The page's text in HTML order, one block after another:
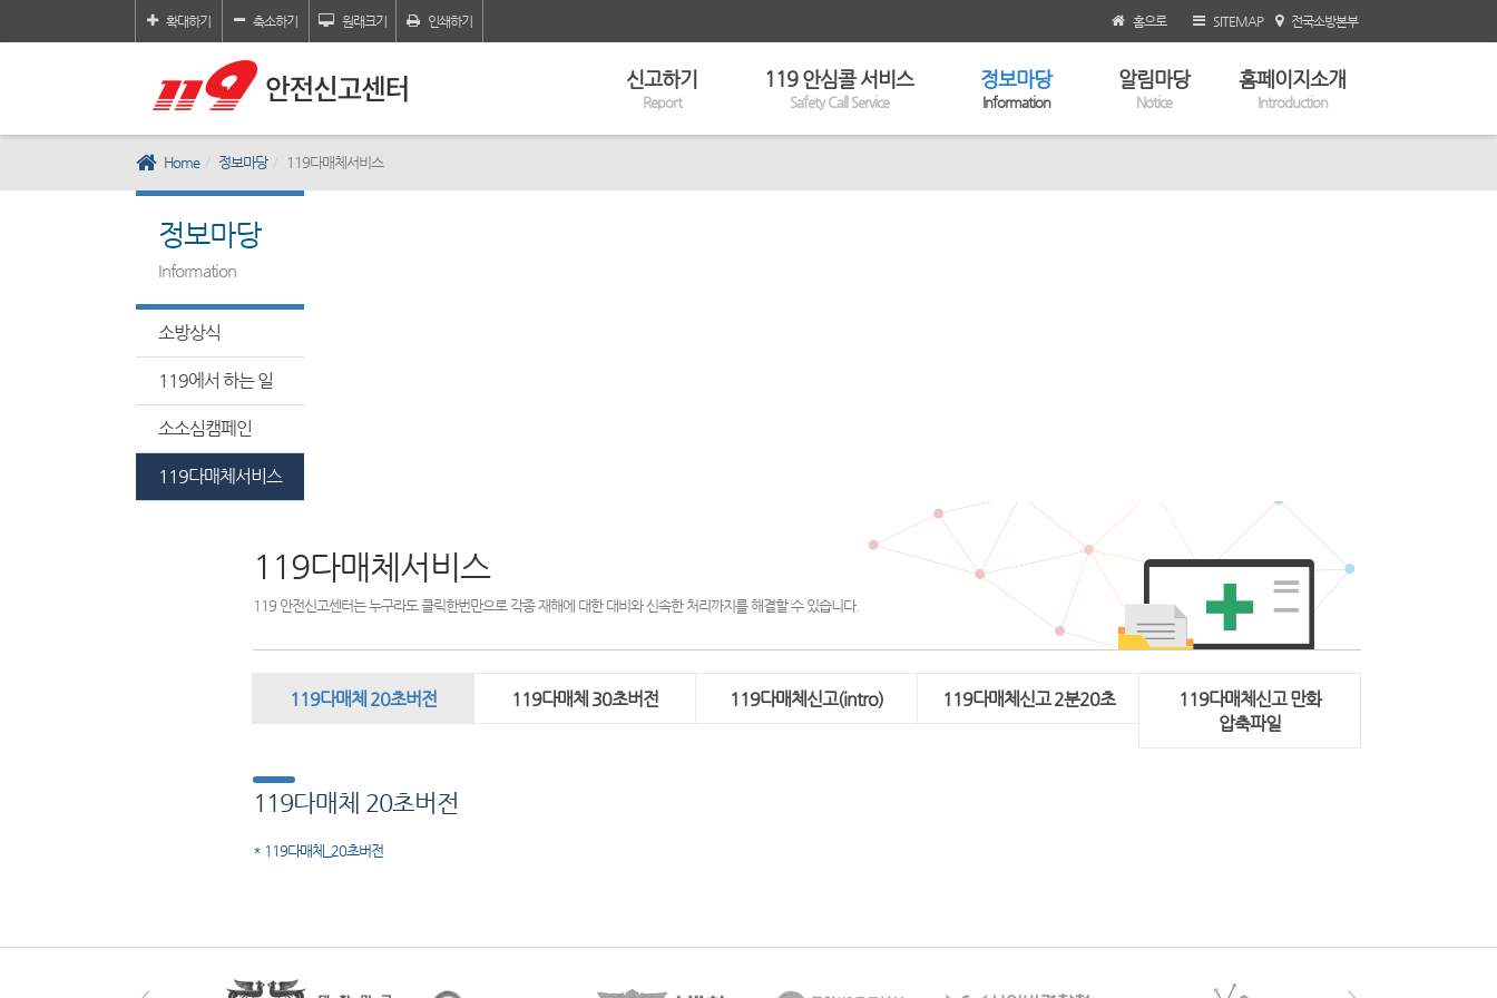
확대하기 축소하기 원래크기 인쇄하기 홈으로 SITEMAP 전국소방본부
신고하기
Report
119 안심콜 서비스
Safety Call Service
정보마당
Information
알림마당
Notice
홈페이지소개
Introduction
Home 정보마당 119다매체서비스
정보마당
Information
소방상식
119에서 하는 일
소소심캠페인
119다매체서비스
119다매체서비스
119 안전신고센터는 누구라도 클릭한번만으로 각종 재해에 대한 대비와 신속한 처리까지를 해결할 수 있습니다.
119다매체 20초버전 119다매체 30초버전 119다매체신고(intro) 119다매체신고 2분20초
119다매체신고 만화
압축파일
119다매체 20초버전
* 119다매체_20초버전